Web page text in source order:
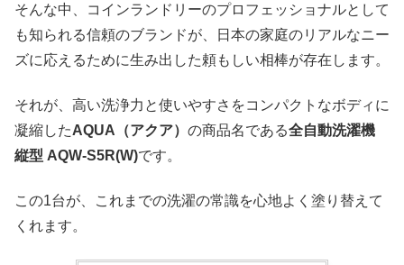
そんな中、コインランドリーのプロフェッショナルとして
も知られる信頼のブランドが、日本の家庭のリアルなニー
ズに応えるために生み出した頼もしい相棒が存在します。
それが、高い洗浄力と使いやすさをコンパクトなボディに
凝縮したAQUA（アクア） の商品名である全自動洗濯機
縦型 AQW-S5R(W)です。
この1台が、これまでの洗濯の常識を心地よく塗り替えて
くれます。